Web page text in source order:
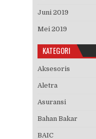
Juni 2019
Mei 2019
KATEGORI
Aksesoris
Aletra
Asuransi
Bahan Bakar
BAIC